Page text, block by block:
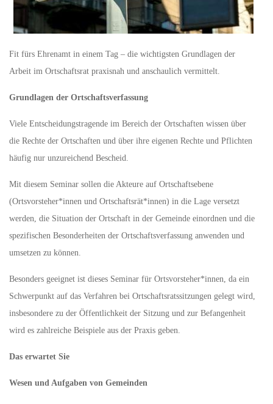
Fit fürs Ehrenamt in einem Tag – die wichtigsten Grundlagen der
Arbeit im Ortschaftsrat praxisnah und anschaulich vermittelt.
Grundlagen der Ortschaftsverfassung
Viele Entscheidungstragende im Bereich der Ortschaften wissen über
die Rechte der Ortschaften und über ihre eigenen Rechte und Pflichten
häufig nur unzureichend Bescheid.
Mit diesem Seminar sollen die Akteure auf Ortschaftsebene
(Ortsvorsteher*innen und Ortschaftsrät*innen) in die Lage versetzt
werden, die Situation der Ortschaft in der Gemeinde einordnen und die
spezifischen Besonderheiten der Ortschaftsverfassung anwenden und
umsetzen zu können.
Besonders geeignet ist dieses Seminar für Ortsvorsteher*innen, da ein
Schwerpunkt auf das Verfahren bei Ortschaftsratssitzungen gelegt wird,
insbesondere zu der Öffentlichkeit der Sitzung und zur Befangenheit
wird es zahlreiche Beispiele aus der Praxis geben.
Das erwartet Sie
Wesen und Aufgaben von Gemeinden